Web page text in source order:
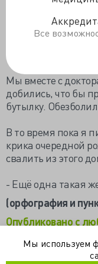
Все
Молодец чо уж. Мы
а она вот так
Мы вместе с
добились, что бы
бутылку.
В то время пока я
крика очередной
свалить из этого
- Ещё одна такая
(орфография и
Опубликовано с
Мы используем